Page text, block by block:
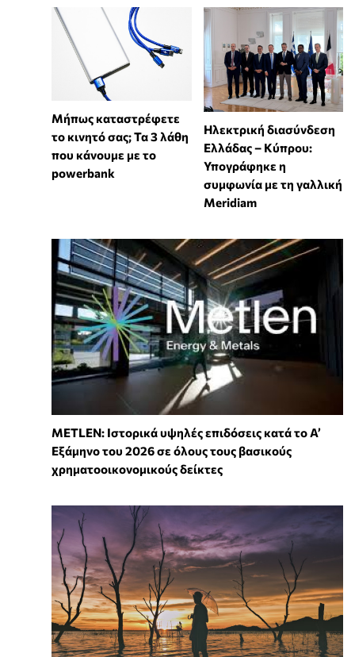
Μήπως καταστρέφετε
το κινητό σας; Τα 3 λάθη
που κάνουμε με το
powerbank
Ηλεκτρική διασύνδεση
Ελλάδας – Κύπρου:
Υπογράφηκε η
συμφωνία με τη γαλλική
Meridiam
METLEN: Ιστορικά υψηλές επιδόσεις κατά το Α’
Εξάμηνο του 2026 σε όλους τους βασικούς
χρηματοοικονομικούς δείκτες